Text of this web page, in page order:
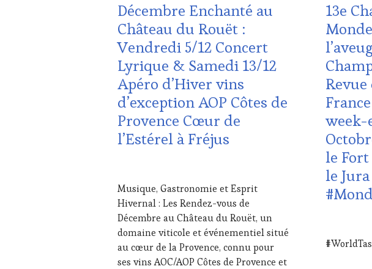
MOVIE
VAR,
VIGNOBLES,
TASTING
VOUCHER,
WINE
TOURISM
FAME,
TOURISM
TOUR,
MOVIE,
WINETASTINGVOUCHER.COM
WINE
TOURISM
TOUR
VOUCHER,
CÔTES-
DE-
PROVENCE
DOMAINE
VITICOLE,
ADHÉRENT,
VIN
TOURISME,
EDITION
LES
CLÉS
DE
LA
HAUTE
GASTRONOMIE
FRANÇAISE,
INVITATIONS
&
Décembre Enchanté au
Château du Rouët :
Vendredi 5/12 Concert
Lyrique & Samedi 13/12
Apéro d’Hiver vins
d’exception AOP Côtes de
Provence Cœur de
l’Estérel à Fréjus
2025
Musique, Gastronomie et Esprit
Hivernal : Les Rendez-vous de
Décembre au Château du Rouët, un
domaine viticole et événementiel situé
au cœur de la Provence, connu pour
ses vins AOC/AOP Côtes de Provence et
VOUCHER,
DOMAINE
VITICOLE,
ADHÉRENT,
VIN
TOURISME,
&
WINE
TASTING,
JEU,
LIVE
STREAMING
MÉDIAS,
PRESSE
TV,
13e
week-
le Fort
le
2025